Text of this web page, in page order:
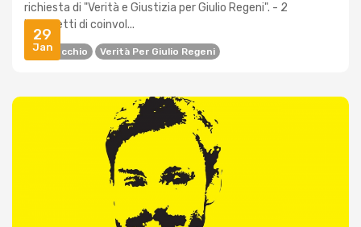
29
Jan
richiesta di "Verità e Giustizia per Giulio Regeni". - 2
banchetti di coinvol...
Casalecchio Verità Per Giulio Regeni